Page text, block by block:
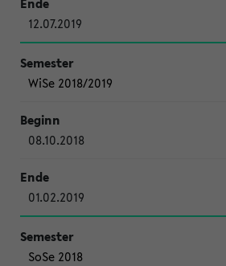
12.07.2019
WiSe 2018/2019
08.10.2018
01.02.2019
SoSe 2018